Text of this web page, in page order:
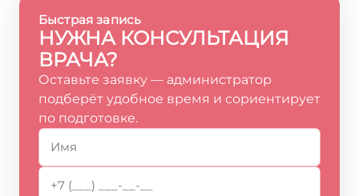
Быстрая запись
НУЖНА КОНСУЛЬТАЦИЯ
ВРАЧА?
Оставьте заявку — администратор
подберёт удобное время и сориентирует
по подготовке.